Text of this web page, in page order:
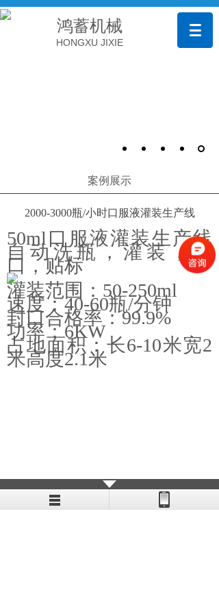
鸿蓄机械
HONGXU JIXIE
案例展示
2000-3000瓶/小时口服液灌装生产线
50ml口服液灌装生产线
自动洗瓶，灌装，封
口，贴标
灌装范围：50-250ml
速度：40-60瓶/分钟
封口合格率：99.9%
功率：6KW
占地面积：长6-10米宽2
米高度2.1米